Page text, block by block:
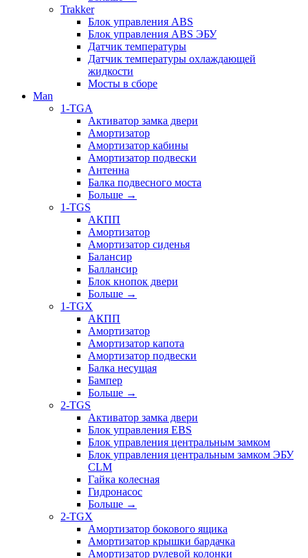
Trakker
Блок управления ABS
Блок управления ABS ЭБУ
Датчик температуры
Датчик температуры охлаждающей
жидкости
Мосты в сборе
Man
1-TGA
Активатор замка двери
Амортизатор
Амортизатор кабины
Амортизатор подвески
Антенна
Балка подвесного моста
Больше →
1-TGS
АКПП
Амортизатор
Амортизатор сиденья
Балансир
Баллансир
Блок кнопок двери
Больше →
1-TGX
АКПП
Амортизатор
Амортизатор капота
Амортизатор подвески
Балка несущая
Бампер
Больше →
2-TGS
Активатор замка двери
Блок управления EBS
Блок управления центральным замком
Блок управления центральным замком ЭБУ
CLM
Гайка колесная
Гидронасос
Больше →
2-TGX
Амортизатор бокового ящика
Амортизатор крышки бардачка
Амортизатор рулевой колонки